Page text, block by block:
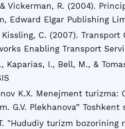
Vickerman, R. (2004).
Edward Elgar Publishing
C. (2007).
Enabling Transport
Kaparias, I., Bell, M., &
K.X. Menejment turizma:
G.V. Plekhanova”
"Hududiy turizm bozorining